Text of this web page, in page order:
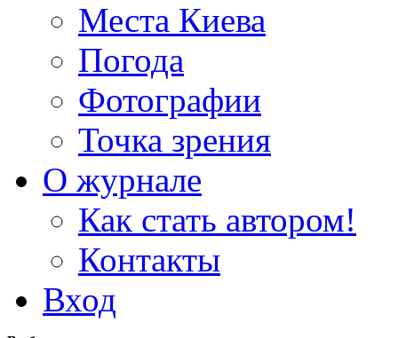
Места Киева
Погода
Фотографии
Точка зрения
О журнале
Как стать автором!
Контакты
Вход